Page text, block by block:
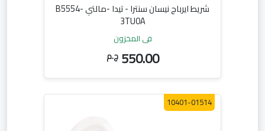
شريط ايرباج نيسان سنترا - تيدا -مالتي B5554-
3TU0A
في المخزون
550.00 ج.م
10401-01514